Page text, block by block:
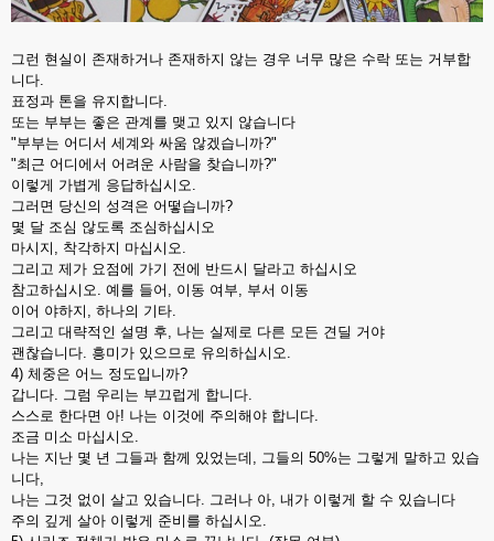
그런 현실이 존재하거나 존재하지 않는 경우 너무 많은 수락 또는 거부합
니다.
표정과 톤을 유지합니다.
또는 부부는 좋은 관계를 맺고 있지 않습니다
"부부는 어디서 세계와 싸움 않겠습니까?"
"최근 어디에서 어려운 사람을 찾습니까?"
이렇게 가볍게 응답하십시오.
그러면 당신의 성격은 어떻습니까?
몇 달 조심 않도록 조심하십시오
마시지, 착각하지 마십시오.
그리고 제가 요점에 가기 전에 반드시 달라고 하십시오
참고하십시오. 예를 들어, 이동 여부, 부서 이동
이어 야하지, 하나의 기타.
그리고 대략적인 설명 후, 나는 실제로 다른 모든 견딜 거야
괜찮습니다. 흥미가 있으므로 유의하십시오.
4) 체중은 어느 정도입니까?
갑니다. 그럼 우리는 부끄럽게 합니다.
스스로 한다면 아! 나는 이것에 주의해야 합니다.
조금 미소 마십시오.
나는 지난 몇 년 그들과 함께 있었는데, 그들의 50%는 그렇게 말하고 있습
니다,
나는 그것 없이 살고 있습니다. 그러나 아, 내가 이렇게 할 수 있습니다
주의 깊게 살아 이렇게 준비를 하십시오.